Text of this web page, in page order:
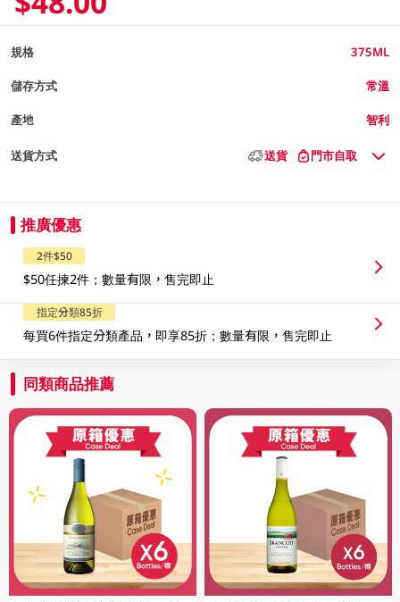
規格 375ML
儲存方式 常溫
產地 智利
送貨方式 送貨 門市自取
推廣優惠
2件$50
$50任揀2件；數量有限，售完即止
指定分類85折
每買6件指定分類產品，即享85折；數量有限，售完即止
同類商品推薦